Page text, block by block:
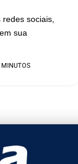
sociais,
sua
MINUTOS